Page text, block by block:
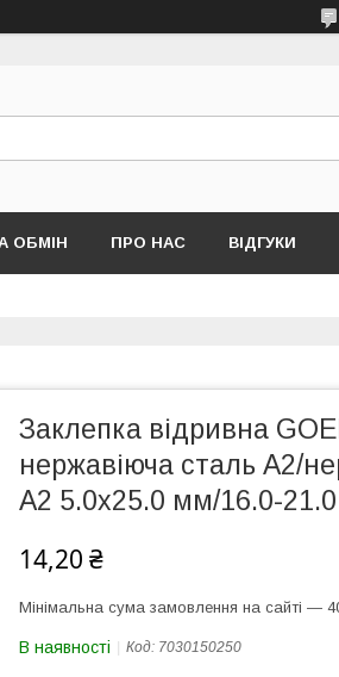
ОБМІН ПРО НАС ВІДГУКИ
Заклепка відривна
нержавіюча сталь А2/
А2 5.0х25.0 мм/16.0-
14,20 ₴
Мінімальна сума замовлення на сайті —
В наявності Код: 7030150250